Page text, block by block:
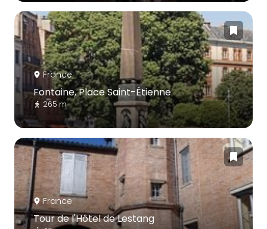
France
Fontaine, Place Saint-Étienne
265 m
France
Tour de l'Hôtel de Lestang